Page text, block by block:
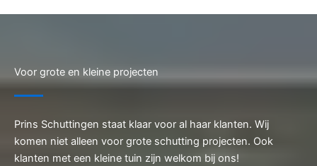
Voor grote en kleine projecten
Prins Schuttingen staat klaar voor al haar klanten. Wij
komen niet alleen voor grote schutting projecten. Ook
klanten met een kleine tuin zijn welkom bij ons!